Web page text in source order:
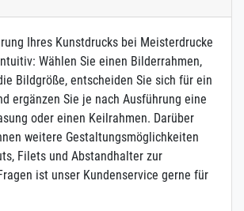
Ihres Kunstdrucks bei Meisterdrucke
Wählen Sie einen Bilderrahmen,
Bildgröße, entscheiden Sie sich für ein
ergänzen Sie je nach Ausführung eine
oder einen Keilrahmen. Darüber
weitere Gestaltungsmöglichkeiten
Filets und Abstandhalter zur
ist unser Kundenservice gerne für